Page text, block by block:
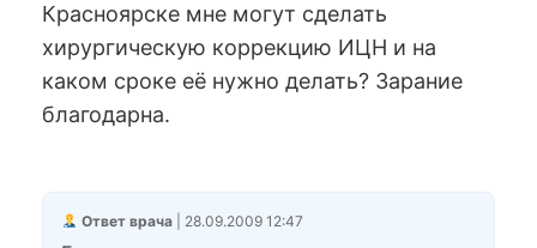
Красноярске мне могут сделать
хирургическую коррекцию ИЦН и на
каком сроке её нужно делать? Зарание
благодарна.
Ответ врача| 28.09.2009 12:47